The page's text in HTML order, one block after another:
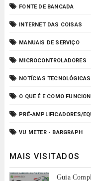
FONTE DE BANCADA
INTERNET DAS COISAS
MANUAIS DE SERVIÇO
MICROCONTROLADORES
NOTÍCIAS TECNOLÓGICAS
O QUE É E COMO
PRÉ-AMPLIFICADORES/
VU METER - BARGRAPH
MAIS VISITADOS
Guia